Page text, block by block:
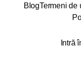
BlogTermeni de
Intră